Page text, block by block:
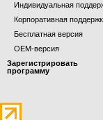
Индивидуальная
Корпоративная
Бесплатная версия
OEM-версия
Зарегистрировать
программу